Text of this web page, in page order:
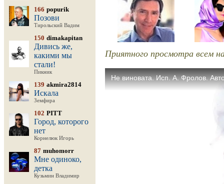
166 popurik
Позови
Тирольский Вадим
150 dimakapitan
Дивись же,
какими мы
стали!
Пикник
139 akmira2814
Искала
Земфира
102 PITT
Город, которого
нет
Корнелюк Игорь
87 muhomorr
Мне одиноко,
детка
Кузьмин Владимир
Приятного просмотра всем